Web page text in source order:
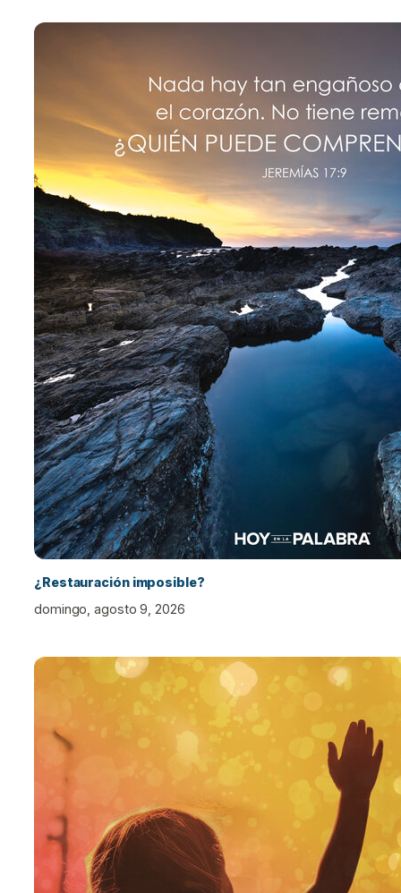
¿Restauración imposible?
domingo, agosto 9, 2026